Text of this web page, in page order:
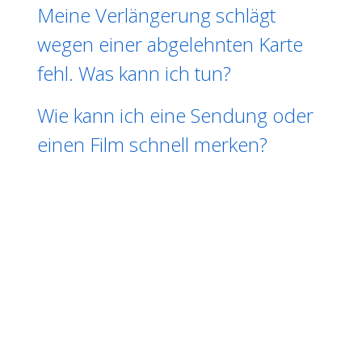
Meine Verlängerung schlägt
wegen einer abgelehnten Karte
fehl. Was kann ich tun?
Wie kann ich eine Sendung oder
einen Film schnell merken?